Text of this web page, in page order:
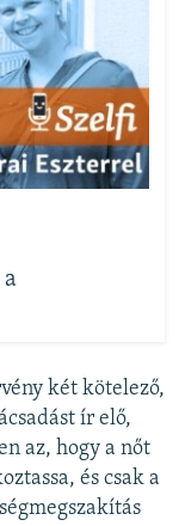
két kötelező,
ír elő,
az, hogy a nőt
és csak a